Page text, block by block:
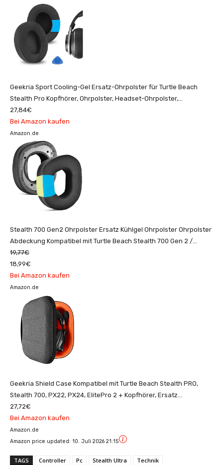
Geekria Sport Cooling-Gel Ersatz-Ohrpolster für Turtle Beach
Stealth Pro Kopfhörer, Ohrpolster, Headset-Ohrpolster,
Ohrmuscheln, Reparaturteile (schwarz)
27,84€
Bei Amazon kaufen
Amazon.de
Stealth 700 Gen2 Ohrpolster Ersatz Kühlgel Ohrpolster Ohrpolster
Abdeckung Kompatibel mit Turtle Beach Stealth 700 Gen 2 /
Stealth 700 Gen 2 MAX Wireless...
19,77€
18,99€
Bei Amazon kaufen
Amazon.de
Geekria Shield Case Kompatibel mit Turtle Beach Stealth PRO,
Stealth 700, PX22, PX24, ElitePro 2 + Kopfhörer, Ersatz
Schutzhülle Hartschale Reisetasche mit...
27,72€
Bei Amazon kaufen
Amazon.de
Amazon price updated: 10. Juli 2026 21:15
TAGS Controller Pc Stealth Ultra
Technik